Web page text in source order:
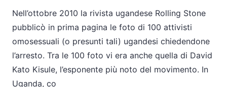
Nell’ottobre 2010 la rivista ugandese Rolling Stone
pubblicò in prima pagina le foto di 100 attivisti
omosessuali (o presunti tali) ugandesi chiedendone
l’arresto. Tra le 100 foto vi era anche quella di David
Kato Kisule, l’esponente più noto del movimento. In
Uganda, co